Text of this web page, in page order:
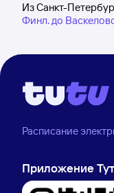
Из Санкт-
Финл. до
Расписание
Приложение